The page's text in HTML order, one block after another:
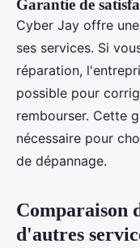
Garantie de
Cyber Jay offre
ses services. Si
réparation,
possible pour
rembourser. Cette
nécessaire pour
de dépannage.
Comparaison
d'autres